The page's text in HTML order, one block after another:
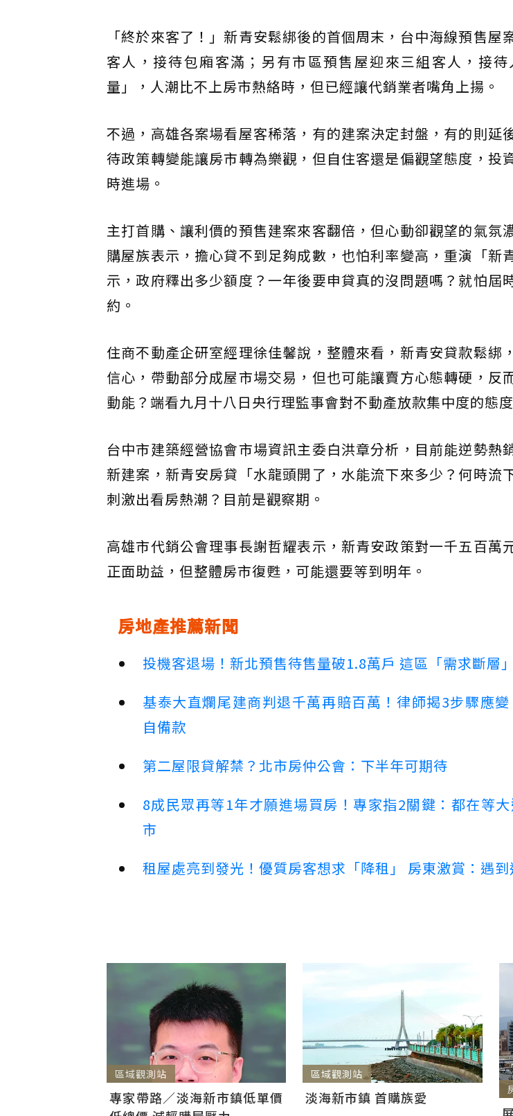
「終於來客了！」新青安鬆綁後的首個周末，台中海線預售屋
客人，接待包廂客滿；另有市區預售屋迎來三組客人，接
量」，人潮比不上房市熱絡時，但已經讓代銷業者嘴角上揚。
不過，高雄各案場看屋客稀落，有的建案決定封盤，有的則延
待政策轉變能讓房市轉為樂觀，但自住客還是偏觀望態度，投
時進場。
主打首購、讓利價的預售建案來客翻倍，但心動卻觀望的氣氛
購屋族表示，擔心貸不到足夠成數，也怕利率變高，重演「新
示，政府釋出多少額度？一年後要申貸真的沒問題嗎？就怕屆
約。
住商不動產企研室經理徐佳馨說，整體來看，新青安貸款鬆綁
信心，帶動部分成屋市場交易，但也可能讓賣方心態轉硬，反
動能？端看九月十八日央行理監事會對不動產放款集中度的態度
台中市建築經營協會市場資訊主委白洪章分析，目前能逆勢熱
新建案，新青安房貸「水龍頭開了，水能流下來多少？何時流
刺激出看房熱潮？目前是觀察期。
高雄市代銷公會理事長謝哲耀表示，新青安政策對一千五百萬
正面助益，但整體房市復甦，可能還要等到明年。
房地產推薦新聞
投機客退場！新北預售待售量破1.8萬戶 這區「需求斷層
基泰大直爛尾建商判退千萬再賠百萬！律師揭3步驟應
自備款
第二屋限貸解禁？北市房仲公會：下半年可期待
8成民眾再等1年才願進場買房！專家指2關鍵：都在等
市
租屋處亮到發光！優質房客想求「降租」 房東激賞：遇
區域觀測站
專家帶路／淡海新市鎮低單價
區域觀測站
淡海新市鎮 首購族愛